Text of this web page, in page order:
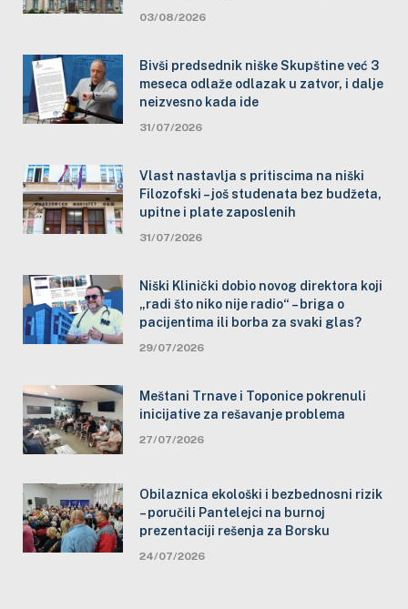
03/08/2026
Bivši predsednik niške Skupštine već 3
meseca odlaže odlazak u zatvor, i dalje
neizvesno kada ide
31/07/2026
Vlast nastavlja s pritiscima na niški
Filozofski – još studenata bez budžeta,
upitne i plate zaposlenih
31/07/2026
Niški Klinički dobio novog direktora koji
„radi što niko nije radio“ – briga o
pacijentima ili borba za svaki glas?
29/07/2026
Meštani Trnave i Toponice pokrenuli
inicijative za rešavanje problema
27/07/2026
Obilaznica ekološki i bezbednosni rizik
– poručili Pantelejci na burnoj
prezentaciji rešenja za Borsku
24/07/2026